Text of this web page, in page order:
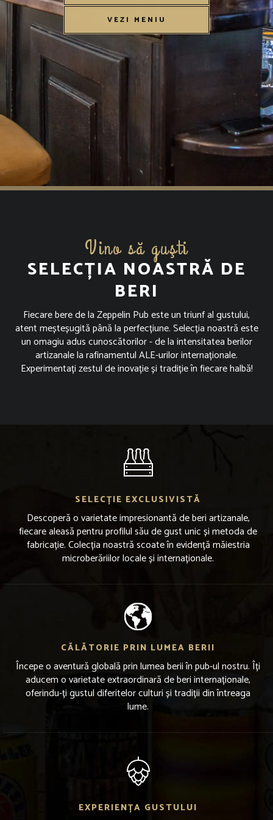
VEZI MENIU
Vino să guşti
SELECȚIA NOASTRĂ DE
BERI
Fiecare bere de la Zeppelin Pub este un triunf al gustului,
atent meșteșugită până la perfecțiune. Selecția noastră este
un omagiu adus cunoscătorilor - de la intensitatea berilor
artizanale la rafinamentul ALE-urilor internaționale.
Experimentați zestul de inovație și tradiție în fiecare halbă!
SELECȚIE EXCLUSIVISTĂ
Descoperă o varietate impresionantă de beri artizanale,
fiecare aleasă pentru profilul său de gust unic și metoda de
fabricație. Colecția noastră scoate în evidență măiestria
microberăriilor locale și internaționale.
CĂLĂTORIE PRIN LUMEA BERII
Începe o aventură globală prin lumea berii în pub-ul nostru. Îți
aducem o varietate extraordinară de beri internaționale,
oferindu-ți gustul diferitelor culturi și tradiții din întreaga
lume.
EXPERIENȚA GUSTULUI